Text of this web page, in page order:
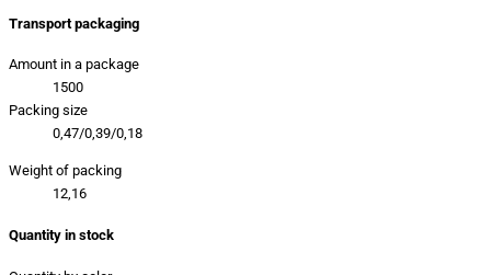
Transport packaging
Amount in a package
1500
Packing size
0,47/0,39/0,18
Weight of packing
12,16
Quantity in stock